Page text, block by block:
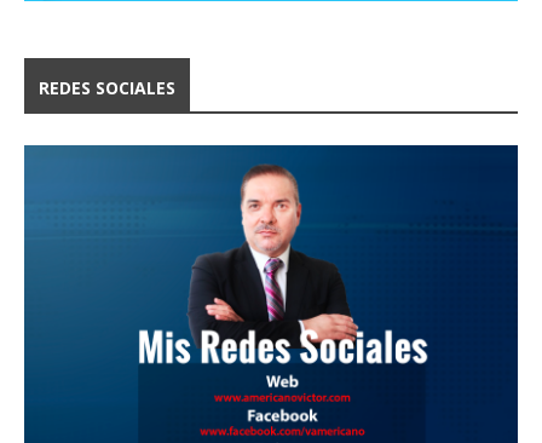
REDES SOCIALES